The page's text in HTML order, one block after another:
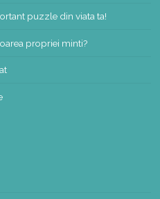
puzzle din viata ta!
propriei minti?